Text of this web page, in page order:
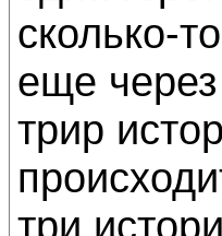
сколько-
еще через
трир
три